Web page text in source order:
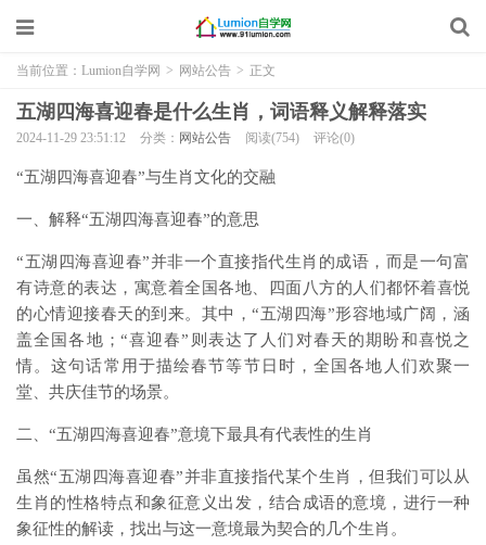
当前位置： Lumion自学网 > 网站公告 > 正文
五湖四海喜迎春是什么生肖，词语释义解释落实
2024-11-29 23:51:12 分类： 网站公告 阅读(754) 评论(0)
“五湖四海喜迎春”与生肖文化的交融
一、解释“五湖四海喜迎春”的意思
“五湖四海喜迎春”并非一个直接指代生肖的成语，而是一句富
有诗意的表达，寓意着全国各地、四面八方的人们都怀着喜悦
的心情迎接春天的到来。其中，“五湖四海”形容地域广阔，涵
盖全国各地；“喜迎春”则表达了人们对春天的期盼和喜悦之
情。这句话常用于描绘春节等节日时，全国各地人们欢聚一
堂、共庆佳节的场景。
二、“五湖四海喜迎春”意境下最具有代表性的生肖
虽然“五湖四海喜迎春”并非直接指代某个生肖，但我们可以从
生肖的性格特点和象征意义出发，结合成语的意境，进行一种
象征性的解读，找出与这一意境最为契合的几个生肖。